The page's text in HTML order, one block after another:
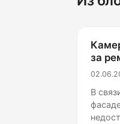
за
В